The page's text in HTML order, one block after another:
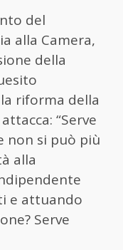
del
alla Camera,
della
riforma della
“Serve
non si può più
alla
e attuando
Serve